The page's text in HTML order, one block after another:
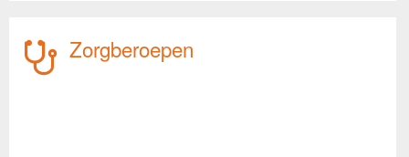
Zorgberoepen